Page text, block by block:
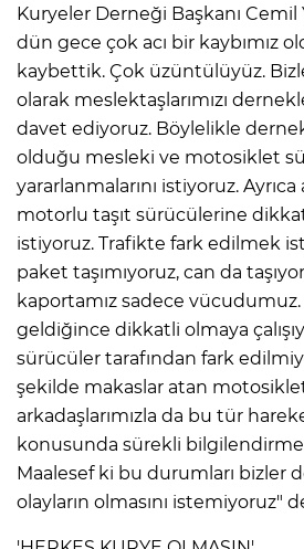
Kuryeler Derneği Başkanı Cemil
dün gece çok acı bir kaybımız
kaybettik. Çok üzüntülüyüz.
olarak meslektaşlarımızı
davet ediyoruz. Böylelikle
olduğu mesleki ve motosiklet
yararlanmalarını istiyoruz.
motorlu taşıt sürücülerine
istiyoruz. Trafikte fark edilmek
paket taşımıyoruz, can da
kaportamız sadece
geldiğince dikkatli olmaya
sürücüler tarafından fark
şekilde makaslar atan
arkadaşlarımızla da bu tür
konusunda sürekli
Maalesef ki bu durumları bizler
olayların olmasını istemiyoruz"